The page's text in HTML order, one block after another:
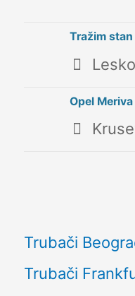
Tražim stan
Opel
Trubači
Trubači